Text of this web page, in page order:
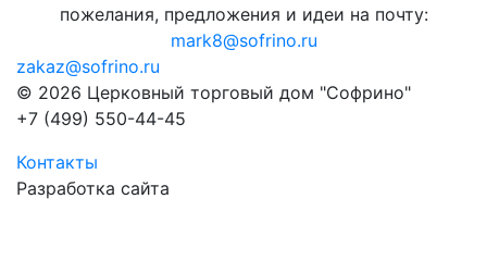
пожелания, предложения и идеи на почту:
mark8@sofrino.ru
zakaz@sofrino.ru
© 2026 Церковный торговый дом "Софрино"
+7 (499) 550-44-45
Контакты
Разработка сайта